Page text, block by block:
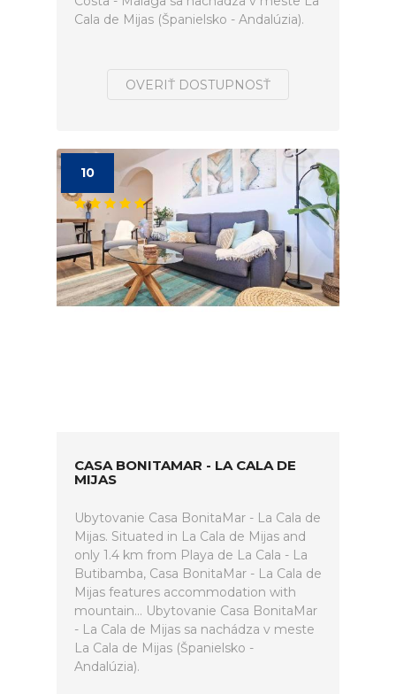
Cala de Mijas (Španielsko - Andalúzia).
OVERIŤ DOSTUPNOSŤ
10
CASA BONITAMAR - LA CALA DE
MIJAS
Ubytovanie Casa BonitaMar - La Cala de
Mijas. Situated in La Cala de Mijas and
only 1.4 km from Playa de La Cala - La
Butibamba, Casa BonitaMar - La Cala de
Mijas features accommodation with
mountain... Ubytovanie Casa BonitaMar
- La Cala de Mijas sa nachádza v meste
La Cala de Mijas (Španielsko -
Andalúzia).